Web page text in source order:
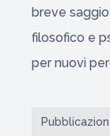
breve
filosofico e
per nuovi